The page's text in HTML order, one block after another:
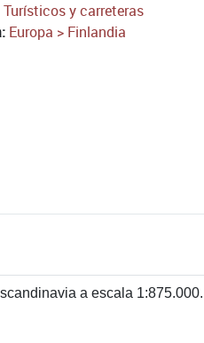
Turísticos y carreteras
Europa > Finlandia
a escala